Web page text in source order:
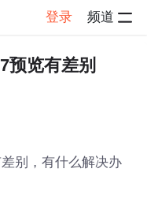
登录 频道
预览有差别
别，有什么解决办